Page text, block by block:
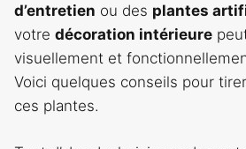
d’entretien ou des plantes
votre décoration intérieure
visuellement et
Voici quelques conseils pour
ces plantes.